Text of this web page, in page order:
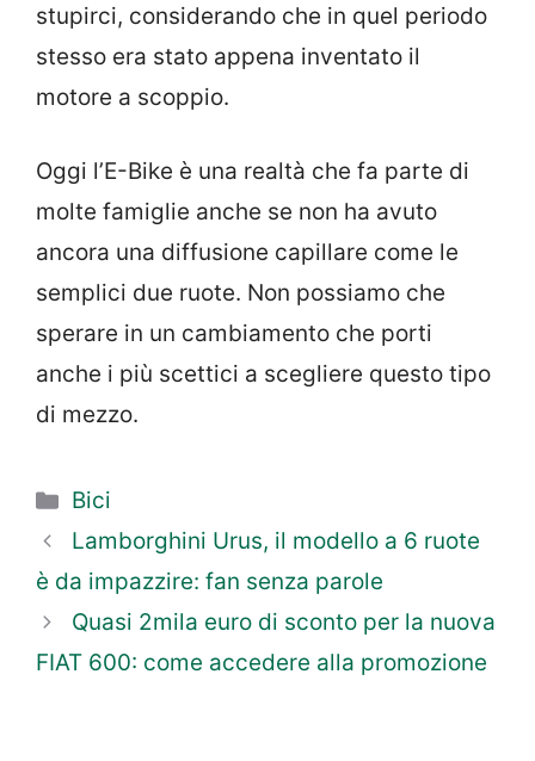
stupirci, considerando che in quel periodo
stesso era stato appena inventato il
motore a scoppio.
Oggi l’E-Bike è una realtà che fa parte di
molte famiglie anche se non ha avuto
ancora una diffusione capillare come le
semplici due ruote. Non possiamo che
sperare in un cambiamento che porti
anche i più scettici a scegliere questo tipo
di mezzo.
Categorie
Bici
Lamborghini Urus, il modello a 6 ruote
è da impazzire: fan senza parole
Quasi 2mila euro di sconto per la nuova
FIAT 600: come accedere alla promozione